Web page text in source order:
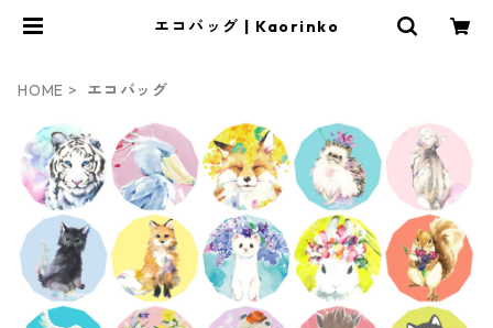
エコバッグ | Kaorinko
HOME エコバッグ